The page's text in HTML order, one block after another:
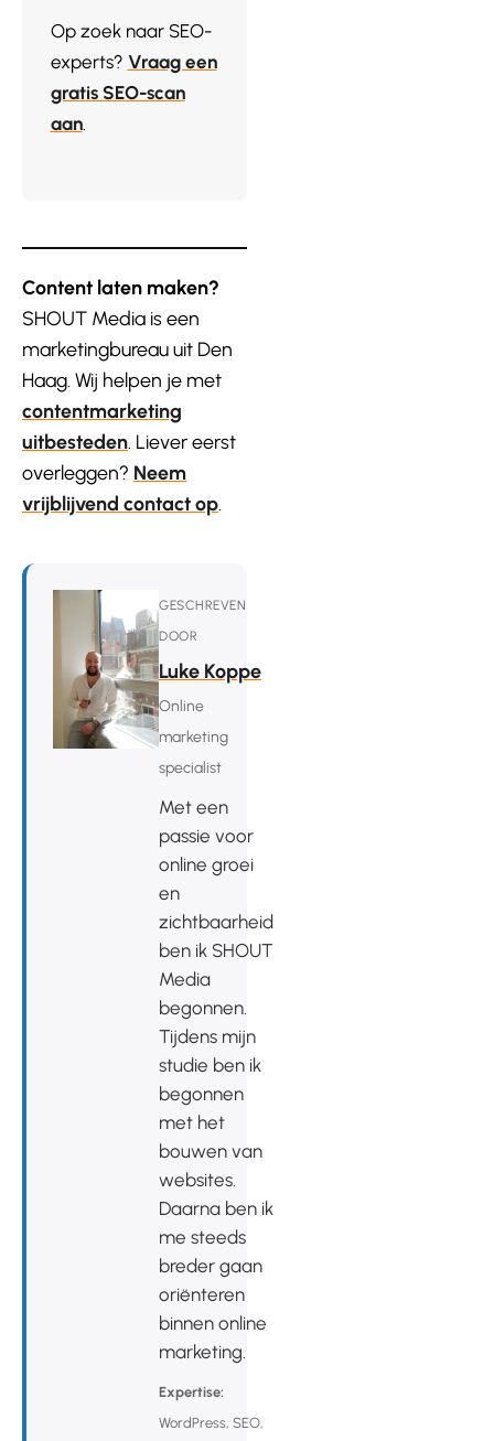
Op zoek naar SEO-
experts? Vraag een
gratis SEO-scan
aan.
Content laten maken?
SHOUT Media is een
marketingbureau uit Den
Haag. Wij helpen je met
contentmarketing
uitbesteden. Liever eerst
overleggen? Neem
vrijblijvend contact op.
GESCHREVEN
DOOR
Luke Koppe
Online
marketing
specialist
Met een
passie voor
online groei
en
zichtbaarheid
ben ik SHOUT
Media
begonnen.
Tijdens mijn
studie ben ik
begonnen
met het
bouwen van
websites.
Daarna ben ik
me steeds
breder gaan
oriënteren
binnen online
marketing.
Expertise:
WordPress, SEO,